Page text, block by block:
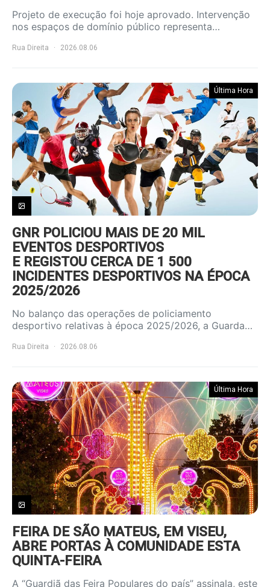
Projeto de execução foi hoje aprovado. Intervenção
nos espaços de domínio público representa…
Rua Direita 2026.08.06
Última Hora
GNR POLICIOU MAIS DE 20 MIL
EVENTOS DESPORTIVOS
E REGISTOU CERCA DE 1 500
INCIDENTES DESPORTIVOS NA ÉPOCA
2025/2026
No balanço das operações de policiamento
desportivo relativas à época 2025/2026, a Guarda…
Rua Direita 2026.08.06
Última Hora
FEIRA DE SÃO MATEUS, EM VISEU,
ABRE PORTAS À COMUNIDADE ESTA
QUINTA-FEIRA
A “Guardiã das Feira Populares do país” assinala, este